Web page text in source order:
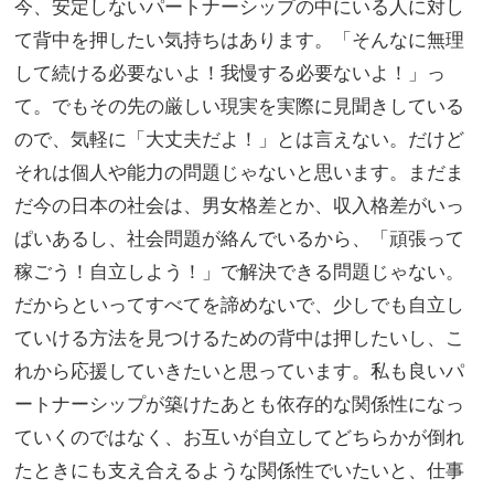
今、安定しないパートナーシップの中にいる人に対し
て背中を押したい気持ちはあります。「そんなに無理
して続ける必要ないよ！我慢する必要ないよ！」っ
て。でもその先の厳しい現実を実際に見聞きしている
ので、気軽に「大丈夫だよ！」とは言えない。だけど
それは個人や能力の問題じゃないと思います。まだま
だ今の日本の社会は、男女格差とか、収入格差がいっ
ぱいあるし、社会問題が絡んでいるから、「頑張って
稼ごう！自立しよう！」で解決できる問題じゃない。
だからといってすべてを諦めないで、少しでも自立し
ていける方法を見つけるための背中は押したいし、こ
れから応援していきたいと思っています。私も良いパ
ートナーシップが築けたあとも依存的な関係性になっ
ていくのではなく、お互いが自立してどちらかが倒れ
たときにも支え合えるような関係性でいたいと、仕事